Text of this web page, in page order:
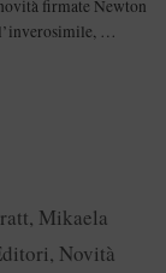
firmate Newton
…
, Mikaela
, Novità